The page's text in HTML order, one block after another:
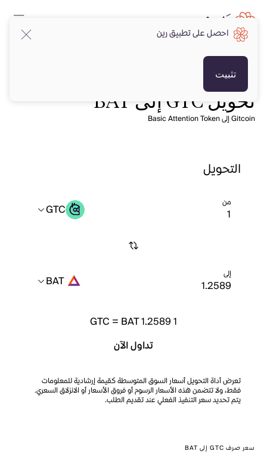
تحويل GTC إلى BAT
Gitcoin إلى Basic Attention Token
التحويل
من GTC
إلى BAT
1
GTC = BAT 1.2589
تداول الآن
تعرض أداة التحويل أسعار السوق المتوسطة كقيمة إرشادية للمعلومات
فقط، ولا تتضمن هذه الأسعار الرسوم أو فروق الأسعار أو الانزلاق السعري.
يتم تحديد سعر التنفيذ الفعلي عند تقديم الطلب.
سعر صرف GTC إلى BAT
احصل على تطبيق رين
تثبيت